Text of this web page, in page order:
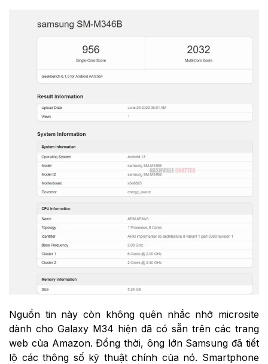
Nguồn tin này còn không quên nhắc nhở microsite
dành cho Galaxy M34 hiện đã có sẵn trên các trang
web của Amazon. Đồng thời, ông lớn Samsung đã tiết
lộ các thông số kỹ thuật chính của nó. Smartphone